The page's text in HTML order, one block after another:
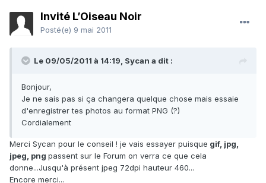
Invité L’Oiseau Noir
Posté(e) 9 mai 2011
Le 09/05/2011 à 14:19, Sycan a dit :
Bonjour,
Je ne sais pas si ça changera quelque chose mais essaie
d'enregistrer tes photos au format PNG (?)
Cordialement
Merci Sycan pour le conseil ! je vais essayer puisque gif, jpg,
jpeg, png passent sur le Forum on verra ce que cela
donne...Jusqu'à présent jpeg 72dpi hauteur 460...
Encore merci...